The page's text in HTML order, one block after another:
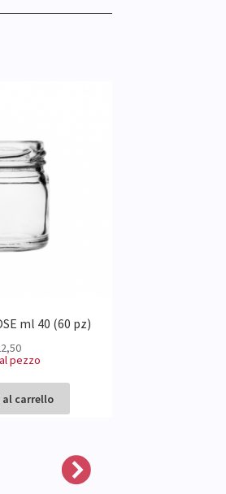
ml 40 (60 pz)
al pezzo
carrello